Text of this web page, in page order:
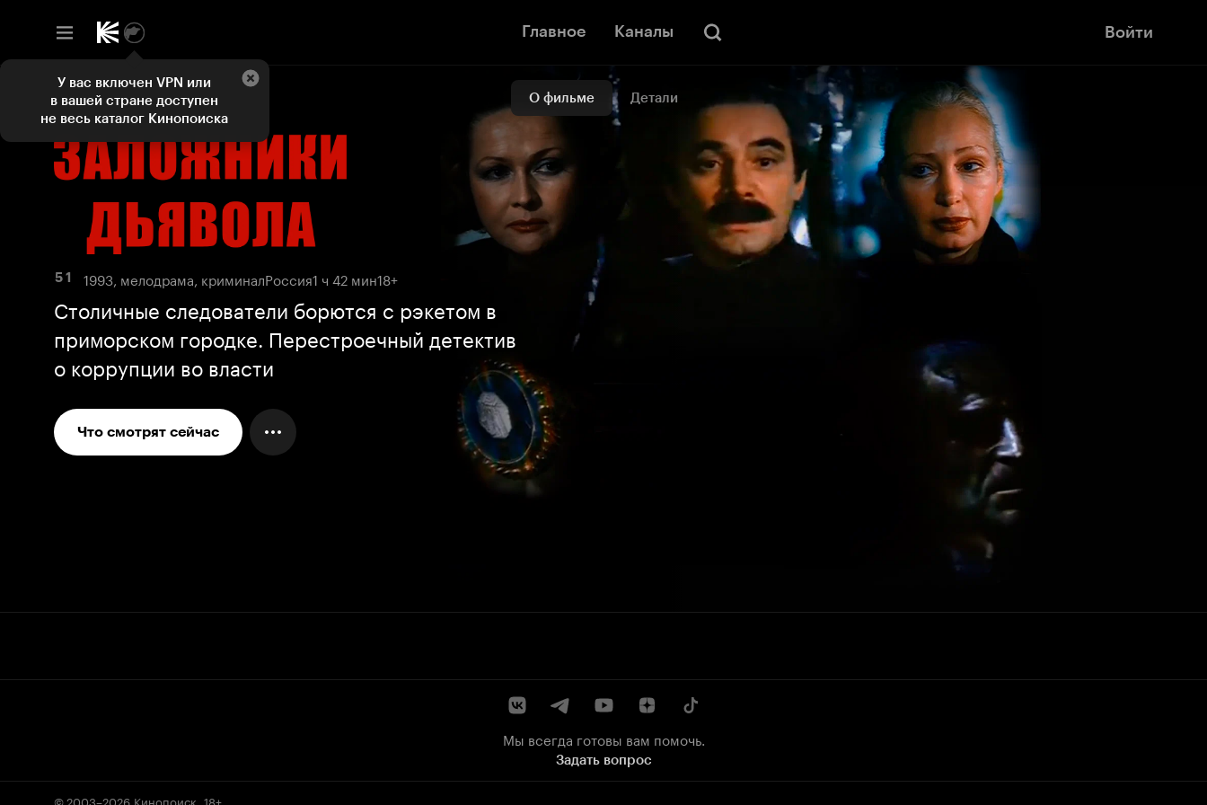
Главное Каналы Войти
О фильме Детали
5 1 1993, мелодрама, криминалРоссия1 ч 42 мин18+
Столичные следователи борются с рэкетом в
приморском городке. Перестроечный детектив
о коррупции во власти
Что смотрят сейчас
Мы всегда готовы вам помочь.
Задать вопрос
© 2003–2026 Кинопоиск 18+
У вас включен VPN или
в вашей стране доступен
не весь каталог Кинопоиска